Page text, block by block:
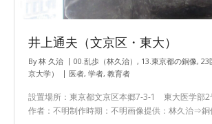
井上通夫（文京区・東大）
By林 久治 00.乱歩（林久治） , 13.東京都の銅像, 23
京大学）
医者, 学者, 教育者
設置場所：東京都文京区本郷7-3-1 東大医学部2
作者：不明制作時期：不明画像提供：林久治⇒